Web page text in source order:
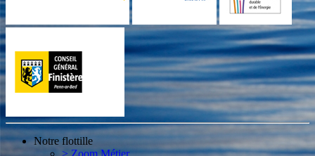
Notre flottille